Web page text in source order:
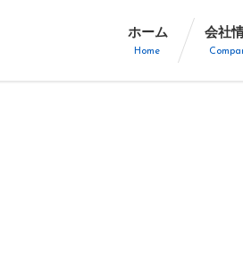
ホーム
Home
会社